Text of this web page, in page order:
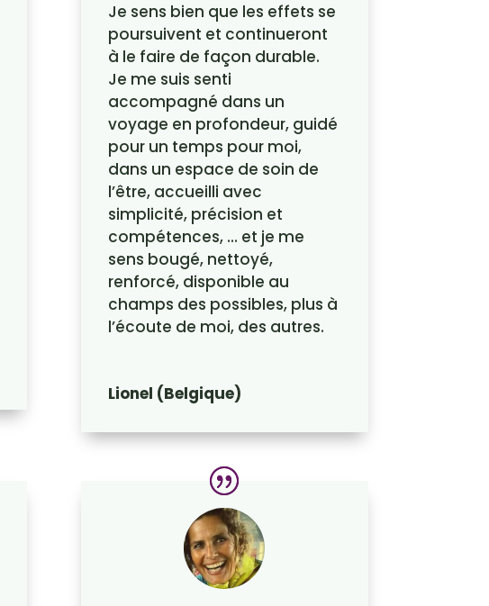
Je sens bien que les effets se
poursuivent et continueront
à le faire de façon durable.
Je me suis senti
accompagné dans un
voyage en profondeur, guidé
pour un temps pour moi,
dans un espace de soin de
l’être, accueilli avec
simplicité, précision et
compétences, … et je me
sens bougé, nettoyé,
renforcé, disponible au
champs des possibles, plus à
l’écoute de moi, des autres.
Lionel (Belgique)